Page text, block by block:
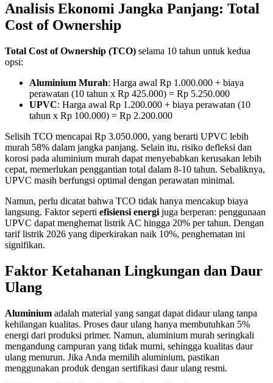
Analisis Ekonomi Jangka Panjang: Total
Cost of Ownership
Total Cost of Ownership (TCO) selama 10 tahun untuk kedua
opsi:
Aluminium Murah: Harga awal Rp 1.000.000 + biaya
perawatan (10 tahun x Rp 425.000) = Rp 5.250.000
UPVC: Harga awal Rp 1.200.000 + biaya perawatan (10
tahun x Rp 100.000) = Rp 2.200.000
Selisih TCO mencapai Rp 3.050.000, yang berarti UPVC lebih
murah 58% dalam jangka panjang. Selain itu, risiko defleksi dan
korosi pada aluminium murah dapat menyebabkan kerusakan lebih
cepat, memerlukan penggantian total dalam 8-10 tahun. Sebaliknya,
UPVC masih berfungsi optimal dengan perawatan minimal.
Namun, perlu dicatat bahwa TCO tidak hanya mencakup biaya
langsung. Faktor seperti efisiensi energi juga berperan: penggunaan
UPVC dapat menghemat listrik AC hingga 20% per tahun. Dengan
tarif listrik 2026 yang diperkirakan naik 10%, penghematan ini
signifikan.
Faktor Ketahanan Lingkungan dan Daur
Ulang
Aluminium adalah material yang sangat dapat didaur ulang tanpa
kehilangan kualitas. Proses daur ulang hanya membutuhkan 5%
energi dari produksi primer. Namun, aluminium murah seringkali
mengandung campuran yang tidak murni, sehingga kualitas daur
ulang menurun. Jika Anda memilih aluminium, pastikan
menggunakan produk dengan sertifikasi daur ulang resmi.